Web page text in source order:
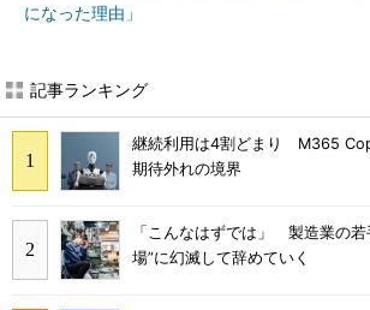
になった理由」
記事ランキング
継続利用は4割どまり M365
期待外れの境界
「こんなはずでは」 製造業の若
場”に幻滅して辞めていく